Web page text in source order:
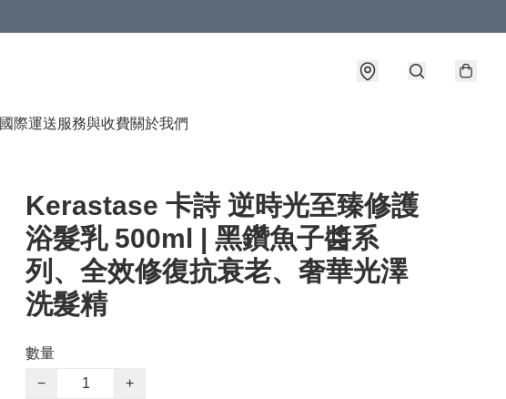
國際運送服務與收費關於我們
Kerastase 卡詩 逆時光至臻修護
浴髮乳 500ml | 黑鑽魚子醬系
列、全效修復抗衰老、奢華光澤
洗髮精
數量
−
+